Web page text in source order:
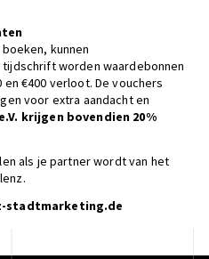
kunnen
worden waardebonnen
en €400 verloot. De vouchers
voor extra aandacht en
krijgen bovendien 20%
als je partner wordt van het
stadtmarketing.de